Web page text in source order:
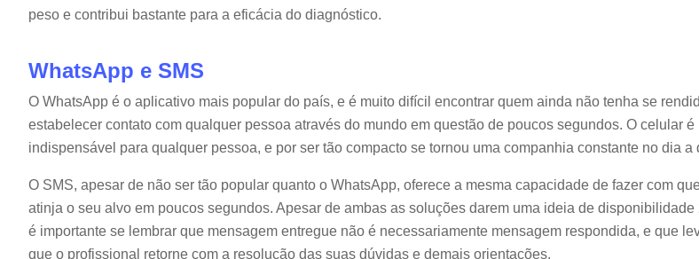
peso e contribui bastante para a eficácia do diagnóstico.
WhatsApp e SMS
O WhatsApp é o aplicativo mais popular do país, e é muito difícil encontrar quem ainda não tenha se
estabelecer contato com qualquer pessoa através do mundo em questão de poucos segundos. O celular é
indispensável para qualquer pessoa, e por ser tão compacto se tornou uma companhia constante no dia a
O SMS, apesar de não ser tão popular quanto o WhatsApp, oferece a mesma capacidade de fazer com
atinja o seu alvo em poucos segundos. Apesar de ambas as soluções darem uma ideia de disponibilidade
é importante se lembrar que mensagem entregue não é necessariamente mensagem respondida, e que
que o profissional retorne com a resolução das suas dúvidas e demais orientações.